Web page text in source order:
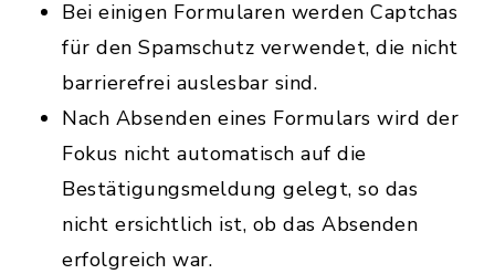
Bei einigen Formularen werden Captchas
für den Spamschutz verwendet, die nicht
barrierefrei auslesbar sind.
Nach Absenden eines Formulars wird der
Fokus nicht automatisch auf die
Bestätigungsmeldung gelegt, so das
nicht ersichtlich ist, ob das Absenden
erfolgreich war.